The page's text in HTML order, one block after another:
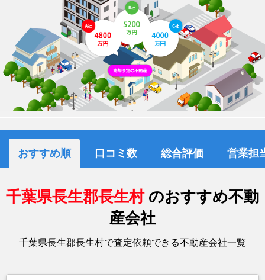
おすすめ順 口コミ数 総合評価 営業担
千葉県長生郡長生村 のおすすめ不動
産会社
千葉県長生郡長生村で査定依頼できる不動産会社一覧